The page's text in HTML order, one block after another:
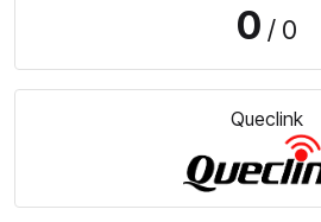
0 / 0
Queclink